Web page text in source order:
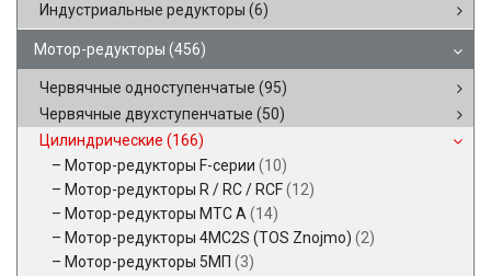
Индустриальные редукторы (6)
Мотор-редукторы (456)
Червячные одноступенчатые (95)
Червячные двухступенчатые (50)
Цилиндрические (166)
Мотор-редукторы F-серии (10)
Мотор-редукторы R / RC / RCF(12)
Мотор-редукторы MTC A (14)
Мотор-редукторы 4MC2S (TOS Znojmo) (2)
Мотор-редукторы 5МП (3)